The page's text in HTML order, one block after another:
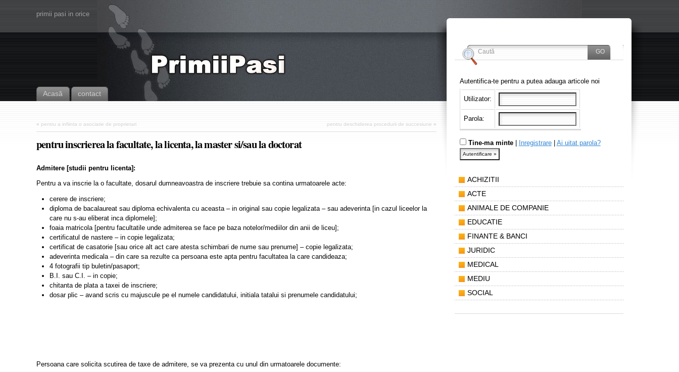
primii pasi in orice
Acasă contact
« pentru a infiinta o asociatie de proprietari pentru deschiderea procedurii de succesiune »
pentru inscrierea la facultate, la licenta, la master si/sau la doctorat
Admitere [studii pentru licenta] :
Pentru a va inscrie la o facultate, dosarul dumneavoastra de inscriere trebuie sa contina urmatoarele acte:
cerere de inscriere;
diploma de bacalaureat sau diploma echivalenta cu aceasta – in original sau copie legalizata – sau adeverinta [in cazul liceelor la
care nu s-au eliberat inca diplomele];
foaia matricola [pentru facultatile unde admiterea se face pe baza notelor/mediilor din anii de liceu];
certificatul de nastere – in copie legalizata;
certificat de casatorie [sau orice alt act care atesta schimbari de nume sau prenume] – copie legalizata;
adeverinta medicala – din care sa rezulte ca persoana este apta pentru facultatea la care candideaza;
4 fotografii tip buletin/pasaport;
B.I. sau C.I. – in copie;
chitanta de plata a taxei de inscriere;
dosar plic – avand scris cu majuscule pe el numele candidatului, initiala tatalui si prenumele candidatului;
Persoana care solicita scutirea de taxe de admitere, se va prezenta cu unul din urmatoarele documente:
Autentifica-te pentru a putea adauga articole noi
Utilizator:
Parola:
Tine-ma minte| Inregistrare| Ai uitat parola?
ACHIZITII
ACTE
ANIMALE DE COMPANIE
EDUCATIE
FINANTE & BANCI
JURIDIC
MEDICAL
MEDIU
SOCIAL